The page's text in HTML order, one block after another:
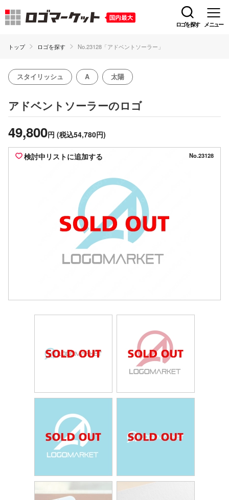
ロゴを探す メニュー
トップ ロゴを探す No.23128「アドベントソーラー」
スタイリッシュ A 太陽
アドベントソーラーのロゴ
49,800円 (税込54,780円)
検討中リストに追加する No.23128